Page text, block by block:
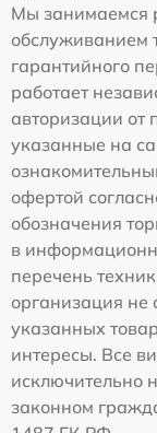
Мы занимаемся
обслуживанием
гарантийного
работает
авторизации от
указанные на
офертой
обозначения
в
перечень
организация
указанных
интересы. Все
исключительно
законном